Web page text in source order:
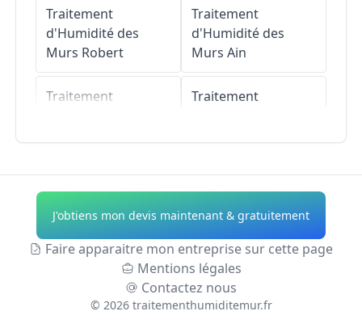
Traitement
d'Humidité des
Murs Robert
Traitement
Traitement
d'Humidité des
Murs Rivière-Pilote
Traitement
d'Humidité des
Sainte-Luce
Traitement
d'Humidité des
Murs Ain
Traitement
Traitement
d'Humidité des
Murs Allier
Traitement
d'Humidité des
MursAlpes-de-
J'obtiens mon devis maintenant & gratuitement
Faire apparaitre mon entreprise sur cette page
Mentions légales
Contactez nous
© 2026 traitementhumiditemur.fr